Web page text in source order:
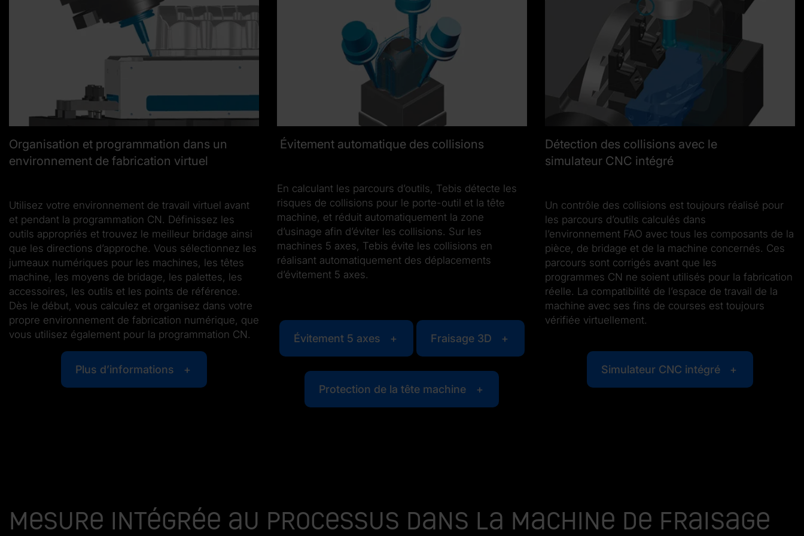
Organisation et programmation dans un
environnement de fabrication virtuel
Utilisez votre environnement de travail virtuel avant
et pendant la programmation CN. Définissez les
outils appropriés et trouvez le meilleur bridage ainsi
que les directions d’approche. Vous sélectionnez les
jumeaux numériques pour les machines, les têtes
machine, les moyens de bridage, les palettes, les
accessoires, les outils et les points de référence.
Dès le début, vous calculez et organisez dans votre
propre environnement de fabrication numérique, que
vous utilisez également pour la programmation CN.
Plus d’informations
Évitement automatique des collisions
En calculant les parcours d’outils, Tebis détecte les
risques de collisions pour le porte-outil et la tête
machine, et réduit automatiquement la zone
d’usinage afin d’éviter les collisions. Sur les
machines 5 axes, Tebis évite les collisions en
réalisant automatiquement des déplacements
d’évitement 5 axes.
Évitement 5 axes Fraisage 3D
Protection de la tête machine
Détection des collisions avec le
simulateur CNC intégré
Un contrôle des collisions est toujours réalisé pour
les parcours d’outils calculés dans
l’environnement FAO avec tous les composants de la
pièce, de bridage et de la machine concernés. Ces
parcours sont corrigés avant que les
programmes CN ne soient utilisés pour la fabrication
réelle. La compatibilité de l’espace de travail de la
machine avec ses fins de courses est toujours
vérifiée virtuellement.
Simulateur CNC intégré
Mesure intégrée au processus dans la machine de fraisage